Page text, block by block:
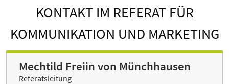
KONTAKT IM REFERAT FÜR
KOMMUNIKATION UND MARKETING
Mechtild Freiin von Münchhausen
Referatsleitung